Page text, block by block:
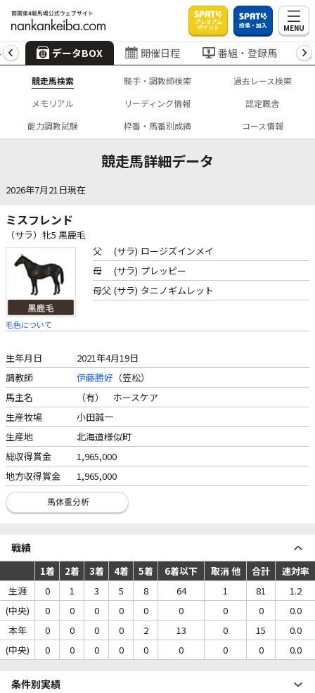
プレミアム
ポイント 投票・加入 MENU
データBOX 開催日程 番組・登録馬
競走馬検索 騎手・調教師検索
過去レース検索
メモリアル
リーディング情報
認定厩舎
能力調教試験
枠番・馬番別成績 コース情報
競走馬詳細データ
2026年7月21日現在
ミスフレンド
（サラ）牝5 黒鹿毛
毛色について
父 (サラ) ロージズインメイ
母
(サラ) プレッピー
母父 (サラ) タニノギムレット
生年月日
2021年4月19日
調教師
伊藤勝好 （笠松）
馬主名
（有） ホースケア
生産牧場
小田誠一
生産地
北海道様似町
総収得賞金
1,965,000
地方収得賞金
1,965,000
戦績
1着 2着 3着 4着 5着 6着以下 取消 他 合計
連対率
生涯
0 1 3 5 8 64 1 81
1.2
(中央)
0 0 0 0 0 0 0 0
0.0
本年
0 0 0 0 2 13 0 15
0.0
(中央)
0 0 0 0 0 0 0 0 0.0
条件別実績